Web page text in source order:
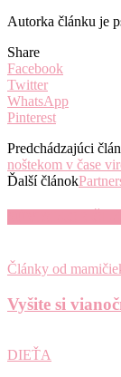
Autorka článku je
Share
Facebook
Twitter
WhatsApp
Pinterest
Predchádzajúci
noštekom v čase
Ďalší článok
Články od
Vyšite si
DIEŤA